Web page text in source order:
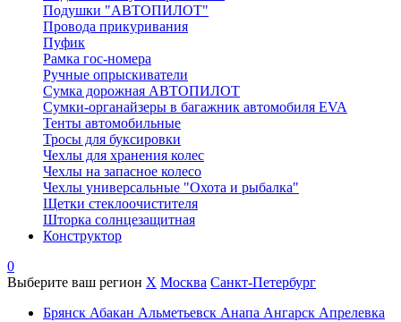
Подушки "АВТОПИЛОТ"
Провода прикуривания
Пуфик
Рамка гос-номера
Ручные опрыскиватели
Сумка дорожная АВТОПИЛОТ
Сумки-органайзеры в багажник автомобиля EVA
Тенты автомобильные
Тросы для буксировки
Чехлы для хранения колес
Чехлы на запасное колесо
Чехлы универсальные "Охота и рыбалка"
Щетки стеклоочистителя
Шторка солнцезащитная
Конструктор
0
Выберите ваш регион X Москва Санкт-Петербург
Брянск Абакан Альметьевск Анапа Ангарск Апрелевка